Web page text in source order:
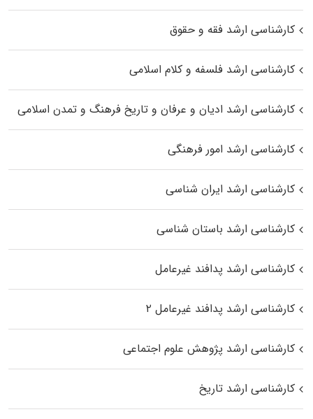
کارشناسی ارشد فقه و حقوق
کارشناسی ارشد فلسفه و کلام اسلامی
کارشناسی ارشد ادیان و عرفان و تاریخ فرهنگ و تمدن اسلامی
کارشناسی ارشد امور فرهنگی
کارشناسی ارشد ایران شناسی
کارشناسی ارشد باستان شناسی
کارشناسی ارشد پدافند غیرعامل
کارشناسی ارشد پدافند غیرعامل ۲
کارشناسی ارشد پژوهش علوم اجتماعی
کارشناسی ارشد تاریخ